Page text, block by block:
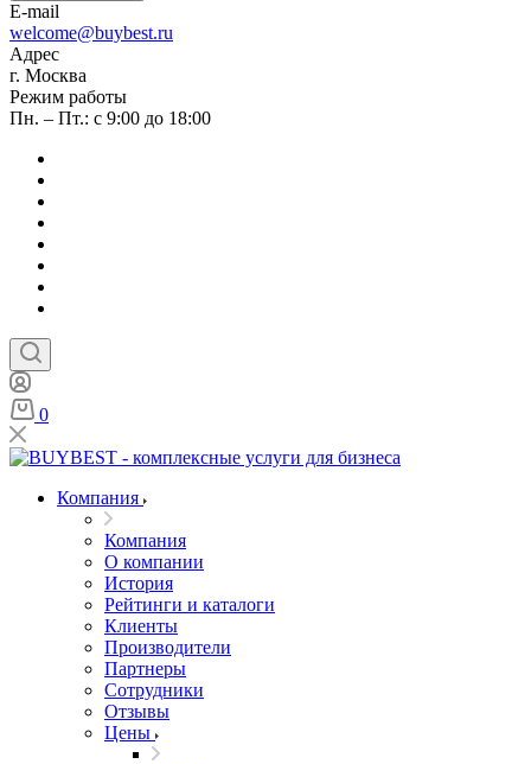
E-mail
welcome@buybest.ru
Адрес
г. Москва
Режим работы
Пн. – Пт.: с 9:00 до 18:00
0
Компания
Компания
О компании
История
Рейтинги и каталоги
Клиенты
Производители
Партнеры
Сотрудники
Отзывы
Цены